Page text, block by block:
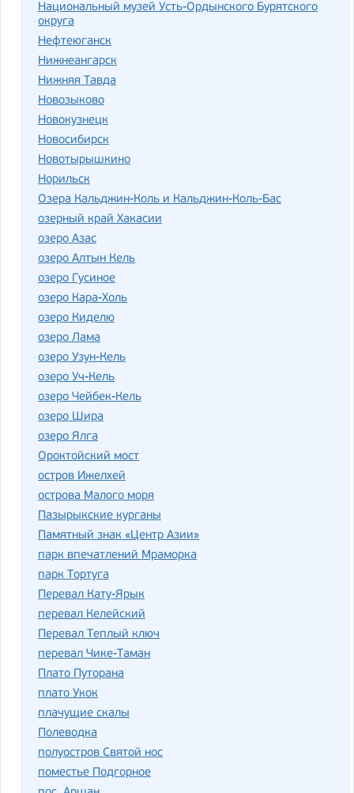
Национальный музей Усть-Ордынского Бурятского
округа
Нефтеюганск
Нижнеангарск
Нижняя Тавда
Новозыково
Новокузнецк
Новосибирск
Новотырышкино
Норильск
Озера Кальджин-Коль и Кальджин-Коль-Бас
озерный край Хакасии
озеро Азас
озеро Алтын Кель
озеро Гусиное
озеро Кара-Холь
озеро Киделю
озеро Лама
озеро Узун-Кель
озеро Уч-Кель
озеро Чейбек-Кель
озеро Шира
озеро Ялга
Ороктойский мост
остров Ижелхей
острова Малого моря
Пазырыкские курганы
Памятный знак «Центр Азии»
парк впечатлений Мраморка
парк Тортуга
Перевал Кату-Ярык
перевал Келейский
Перевал Теплый ключ
перевал Чике-Таман
Плато Путорана
плато Укок
плачущие скалы
Полеводка
полуостров Святой нос
поместье Подгорное